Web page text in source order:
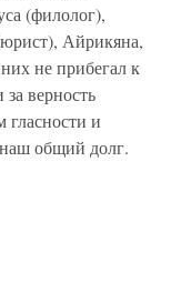
(филолог),
Айрикяна,
не прибегал к
верность
и
общий долг.